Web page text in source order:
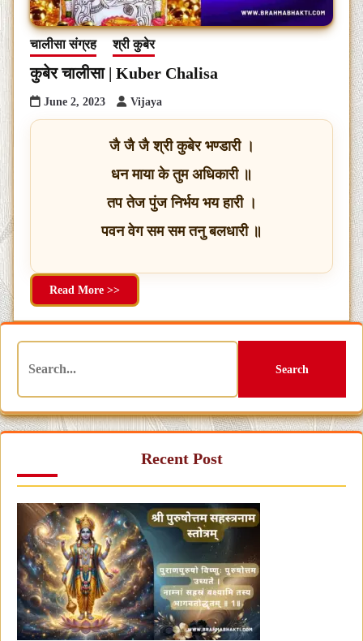
चालीसा संग्रह श्री कुबेर
कुबेर चालीसा | Kuber Chalisa
June 2, 2023 Vijaya
जै जै जै श्री कुबेर भण्डारी ।
धन माया के तुम अधिकारी ॥
तप तेज पुंज निर्भय भय हारी ।
पवन वेग सम सम तनु बलधारी ॥
Read More >>
Search
Recent Post